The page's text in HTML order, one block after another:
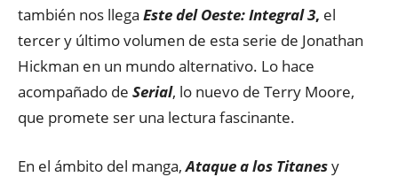
también nos llega Este del Oeste: Integral 3, el
tercer y último volumen de esta serie de Jonathan
Hickman en un mundo alternativo. Lo hace
acompañado de Serial, lo nuevo de Terry Moore,
que promete ser una lectura fascinante.
En el ámbito del manga,Ataque a los Titanesy